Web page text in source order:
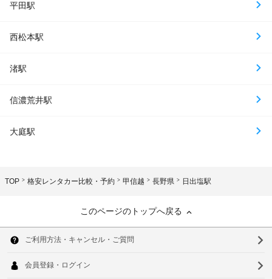
平田駅
西松本駅
渚駅
信濃荒井駅
大庭駅
TOP 格安レンタカー比較・予約 甲信越 長野県 日出塩駅
このページのトップへ戻る